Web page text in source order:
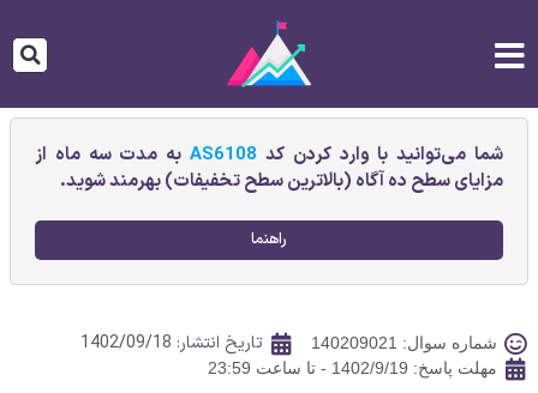
شما می‌توانید با وارد کردن کد AS6108به مدت سه ماه از
مزایای سطح ده آگاه (بالاترین سطح تخفیفات) بهرمند شوید.
راهنما
شماره سوال: 140209021 تاریخ انتشار: 1402/09/18
مهلت پاسخ: 1402/9/19 - تا ساعت 23:59